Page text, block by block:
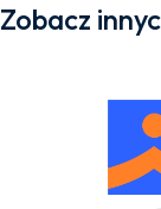
Zobacz